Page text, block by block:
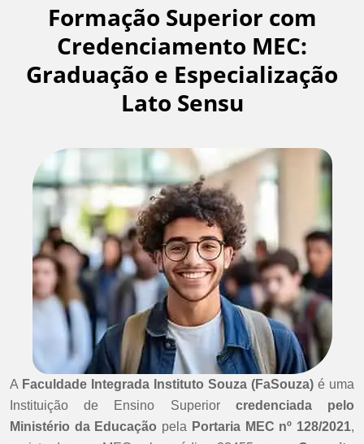
Formação Superior com
Credenciamento MEC:
Graduação e Especialização
Lato Sensu
A Faculdade Integrada Instituto Souza (FaSouza) é uma
Instituição de Ensino Superior credenciada pelo
Ministério da Educação pela Portaria MEC nº 128/2021,